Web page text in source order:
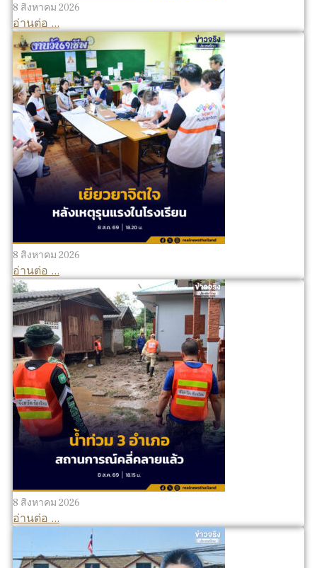
8 สิงหาคม 2026
อ่านต่อ ...
8 สิงหาคม 2026
อ่านต่อ ...
8 สิงหาคม 2026
อ่านต่อ ...